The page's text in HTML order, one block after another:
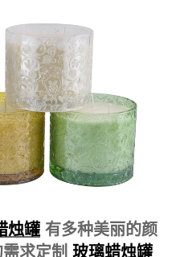
烛罐 有多种美丽的颜
求定制 玻璃蜡烛罐